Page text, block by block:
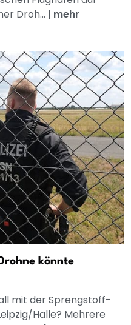
Droh... | mehr
könnte
mit der Sprengstoff-
Halle? Mehrere